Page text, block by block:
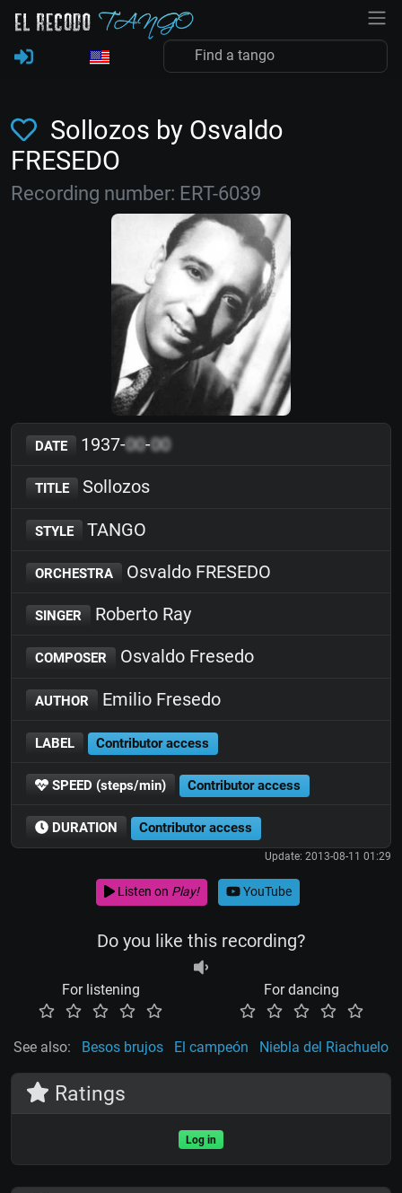
Sollozos by Osvaldo
FRESEDO
Recording number: ERT-6039
DATE 1937-00-00
TITLE Sollozos
STYLE TANGO
ORCHESTRA Osvaldo FRESEDO
SINGER Roberto Ray
COMPOSER Osvaldo Fresedo
AUTHOR Emilio Fresedo
LABEL Contributor access
SPEED (steps/min) Contributor access
DURATION Contributor access
Update: 2013-08-11 01:29
Listen on Play! YouTube
Do you like this recording?
For listening For dancing
See also: Besos brujos El campeón Niebla del Riachuelo
Ratings
Log in